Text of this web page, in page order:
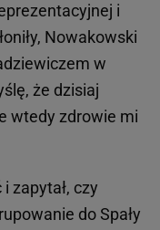
i
Nowakowski
w
że dzisiaj
wtedy zdrowie mi
zapytał, czy
do Spały